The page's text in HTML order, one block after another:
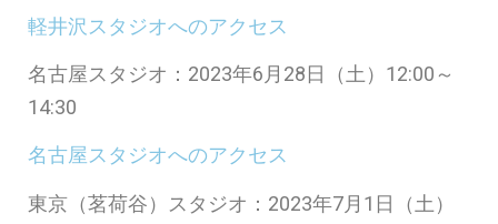
軽井沢スタジオへのアクセス
名古屋スタジオ：2023年6月28日（土）12:00～
14:30
名古屋スタジオへのアクセス
東京（茗荷谷）スタジオ：2023年7月1日（土）